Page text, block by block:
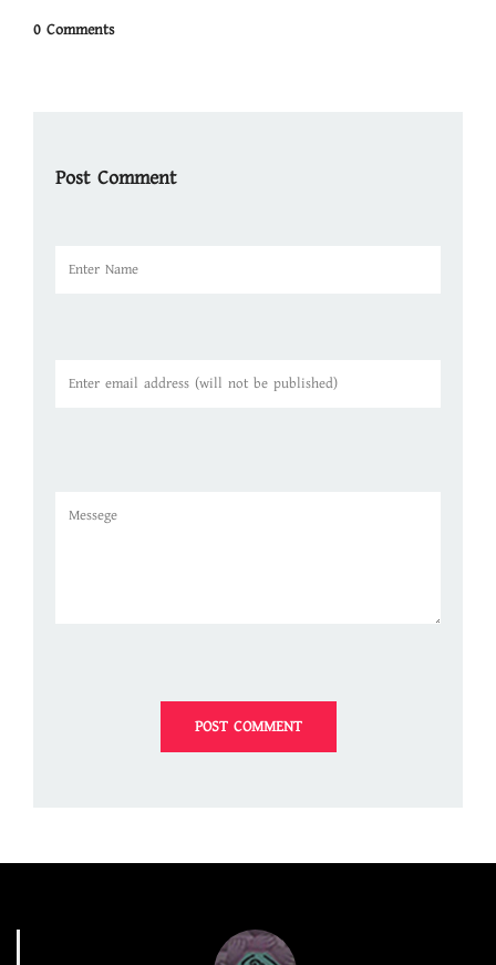
0 Comments
Post Comment